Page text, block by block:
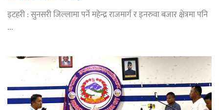
इटहरी : सुनसरी जिल्लामा पर्ने महेन्द्र राजमार्ग र इनरुवा बजार क्षेत्रमा पनि
...